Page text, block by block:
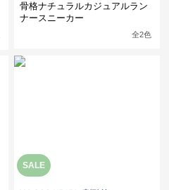
骨格ナチュラルカジュアルラン
ナースニーカー
全2色
SALE